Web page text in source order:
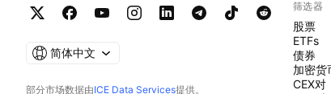
简体中文
部分市场数据由ICE Data Services提供。
筛选器
股票
ETFs
债券
加密货
CEX对